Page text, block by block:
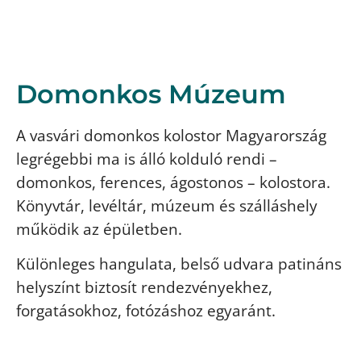
Domonkos Múzeum
A vasvári domonkos kolostor Magyarország
legrégebbi ma is álló kolduló rendi –
domonkos, ferences, ágostonos – kolostora.
Könyvtár, levéltár, múzeum és szálláshely
működik az épületben.
Különleges hangulata, belső udvara patináns
helyszínt biztosít rendezvényekhez,
forgatásokhoz, fotózáshoz egyaránt.